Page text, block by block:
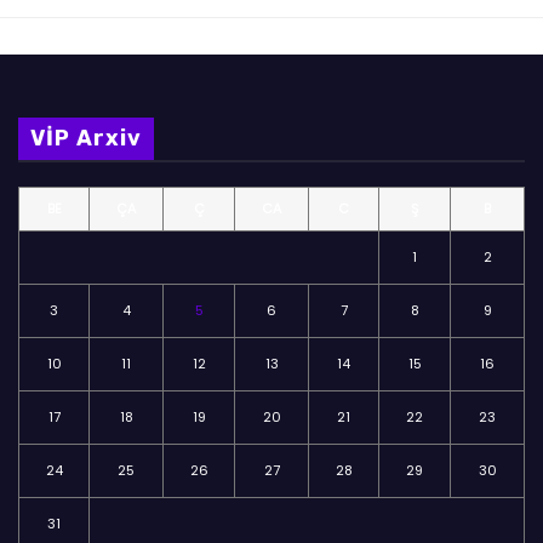
VİP Arxiv
1 2
3 4 5 6 7 8 9
10 11 12 13 14 15 16
17 18 19 20 21 22 23
24 25 26 27 28 29 30
31